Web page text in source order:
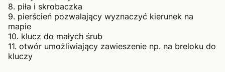
8. piła i skrobaczka
9. pierścień pozwalający wyznaczyć kierunek na
mapie
10. klucz do małych śrub
11. otwór umożliwiający zawieszenie np. na breloku do
kluczy